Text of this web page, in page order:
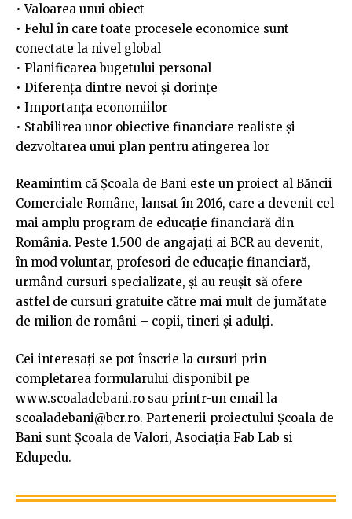
• Valoarea unui obiect
• Felul în care toate procesele economice sunt
conectate la nivel global
• Planificarea bugetului personal
• Diferența dintre nevoi și dorințe
• Importanța economiilor
• Stabilirea unor obiective financiare realiste și
dezvoltarea unui plan pentru atingerea lor
Reamintim că Școala de Bani este un proiect al Băncii
Comerciale Române, lansat în 2016, care a devenit cel
mai amplu program de educație financiară din
România. Peste 1.500 de angajați ai BCR au devenit,
în mod voluntar, profesori de educație financiară,
urmând cursuri specializate, și au reușit să ofere
astfel de cursuri gratuite către mai mult de jumătate
de milion de români – copii, tineri și adulți.
Cei interesați se pot înscrie la cursuri prin
completarea formularului disponibil pe
www.scoaladebani.ro sau printr-un email la
scoaladebani@bcr.ro. Partenerii proiectului Școala de
Bani sunt Școala de Valori, Asociația Fab Lab si
Edupedu.